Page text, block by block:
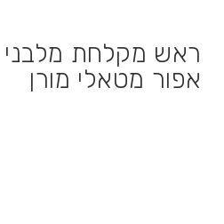
אפור מטאלי מורן